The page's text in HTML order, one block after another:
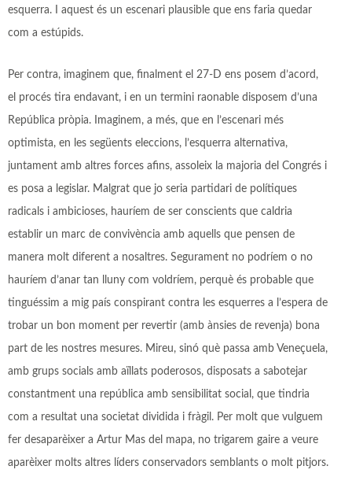
esquerra. I aquest és un escenari plausible que ens faria quedar
com a estúpids.
Per contra, imaginem que, finalment el 27-D ens posem d’acord,
el procés tira endavant, i en un termini raonable disposem d’una
República pròpia. Imaginem, a més, que en l’escenari més
optimista, en les següents eleccions, l’esquerra alternativa,
juntament amb altres forces afins, assoleix la majoria del Congrés i
es posa a legislar. Malgrat que jo seria partidari de polítiques
radicals i ambicioses, hauríem de ser conscients que caldria
establir un marc de convivència amb aquells que pensen de
manera molt diferent a nosaltres. Segurament no podríem o no
hauríem d’anar tan lluny com voldríem, perquè és probable que
tinguéssim a mig país conspirant contra les esquerres a l’espera de
trobar un bon moment per revertir (amb ànsies de revenja) bona
part de les nostres mesures. Mireu, sinó què passa amb Veneçuela,
amb grups socials amb aïllats poderosos, disposats a sabotejar
constantment una república amb sensibilitat social, que tindria
com a resultat una societat dividida i fràgil. Per molt que vulguem
fer desaparèixer a Artur Mas del mapa, no trigarem gaire a veure
aparèixer molts altres líders conservadors semblants o molt pitjors.